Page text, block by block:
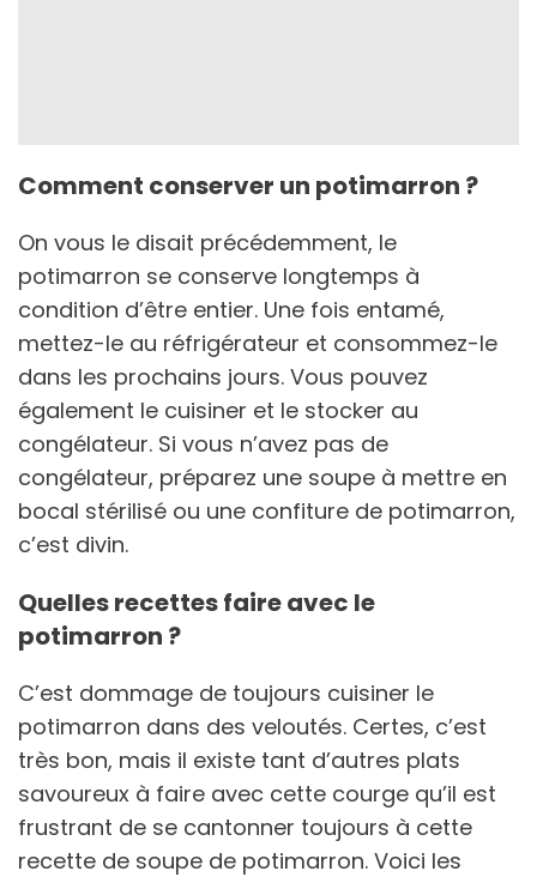
Comment conserver un potimarron ?
On vous le disait précédemment, le
potimarron se conserve longtemps à
condition d’être entier. Une fois entamé,
mettez-le au réfrigérateur et consommez-le
dans les prochains jours. Vous pouvez
également le cuisiner et le stocker au
congélateur. Si vous n’avez pas de
congélateur, préparez une soupe à mettre en
bocal stérilisé ou une confiture de potimarron,
c’est divin.
Quelles recettes faire avec le
potimarron ?
C’est dommage de toujours cuisiner le
potimarron dans des veloutés. Certes, c’est
très bon, mais il existe tant d’autres plats
savoureux à faire avec cette courge qu’il est
frustrant de se cantonner toujours à cette
recette de soupe de potimarron. Voici les